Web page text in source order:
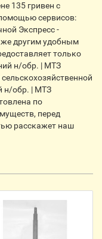
135 гривен с
сервисов:
Экспресс -
другим удобным
только
н/обр. | МТЗ
н/обр. | МТЗ
по
перед
расскажет наш